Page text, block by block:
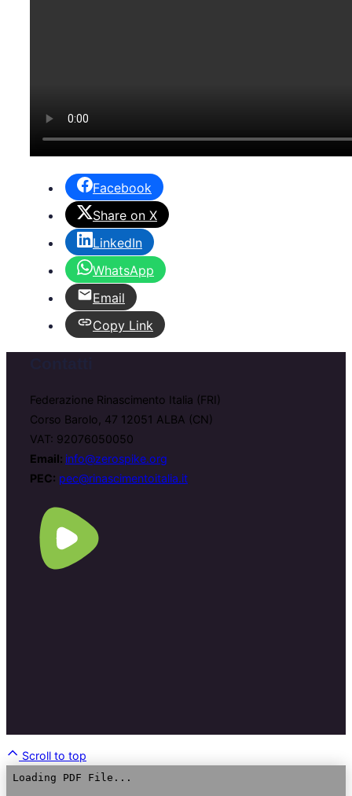
Facebook
Share on X
LinkedIn
WhatsApp
Email
Copy Link
Federazione Rinascimento Italia (FRI)
Corso Barolo, 47 12051 ALBA (CN)
VAT: 92076050050
Email: info@zerospike.org
PEC: pec@rinascimentoitalia.it
Scroll to top